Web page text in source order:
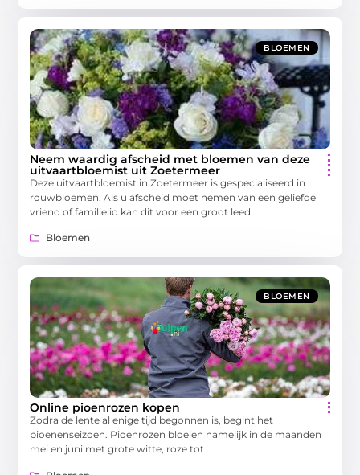
BLOEMEN
Neem waardig afscheid met bloemen van deze
uitvaartbloemist uit Zoetermeer
Deze uitvaartbloemist in Zoetermeer is gespecialiseerd in
rouwbloemen. Als u afscheid moet nemen van een geliefde
vriend of familielid kan dit voor een groot leed
Bloemen
BLOEMEN
Online pioenrozen kopen
Zodra de lente al enige tijd begonnen is, begint het
pioenenseizoen. Pioenrozen bloeien namelijk in de maanden
mei en juni met grote witte, roze tot